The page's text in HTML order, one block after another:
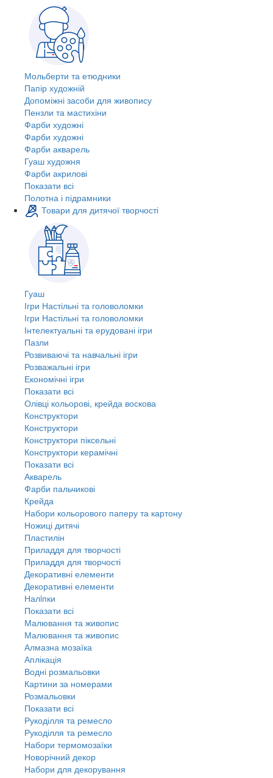
Мольберти та етюдники
Папір художній
Допоміжні засоби для живопису
Пензли та мастихіни
Фарби художні
Фарби художні
Фарби акварель
Гуаш художня
Фарби акрилові
Показати всі
Полотна і підрамники
Товари для дитячої творчості
Гуаш
Ігри Настільні та головоломки
Ігри Настільні та головоломки
Інтелектуальні та ерудовані ігри
Пазли
Розвиваючі та навчальні ігри
Розважальні ігри
Економічні ігри
Показати всі
Олівці кольорові, крейда воскова
Конструктори
Конструктори
Конструктори піксельні
Конструктори керамічні
Показати всі
Акварель
Фарби пальчикові
Крейда
Набори кольорового паперу та картону
Ножиці дитячі
Пластилін
Приладдя для творчості
Приладдя для творчості
Декоративні елементи
Декоративні елементи
Налiпки
Показати всі
Малювання та живопис
Малювання та живопис
Алмазна мозаїка
Аплікація
Водні розмальовки
Картини за номерами
Розмальовки
Показати всі
Рукоділля та ремесло
Рукоділля та ремесло
Набори термомозаїки
Новорічний декор
Набори для декорування